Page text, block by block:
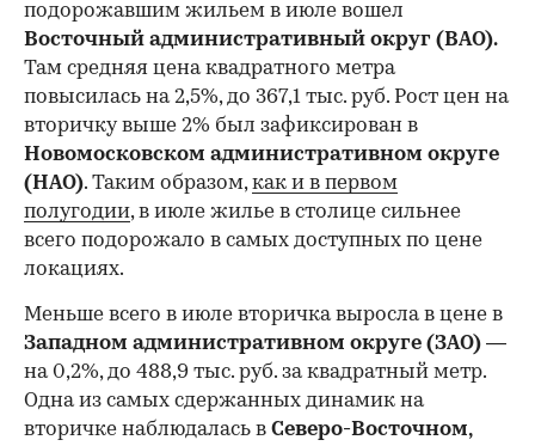
подорожавшим жильем в июле вошел
Восточный административный округ (ВАО).
Там средняя цена квадратного метра
повысилась на 2,5%, до 367,1 тыс. руб. Рост цен на
вторичку выше 2% был зафиксирован в
Новомосковском административном округе
(НАО). Таким образом,как и в первом
полугодии, в июле жилье в столице сильнее
всего подорожало в самых доступных по цене
локациях.
Меньше всего в июле вторичка выросла в цене в
Западном административном округе (ЗАО) —
на 0,2%, до 488,9 тыс. руб. за квадратный метр.
Одна из самых сдержанных динамик на
вторичке наблюдалась в Северо-Восточном,